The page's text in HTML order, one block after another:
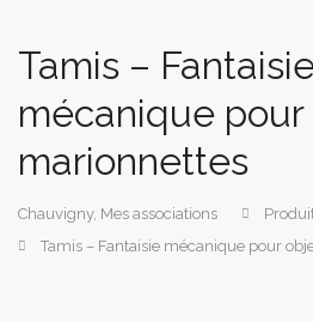
Tamis –
mécanique
marionnettes
Chauvigny, Mes associations
Tamis – Fantaisie mécanique pour